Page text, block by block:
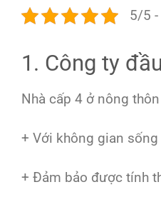
5/5
1. Công ty
Nhà cấp 4 ở nông
+ Với không gian
+ Đảm bảo được tính